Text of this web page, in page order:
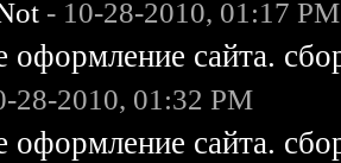
- 10-28-2010, 01:17 PM
оформление сайта.
28-2010, 01:32 PM
оформление сайта.